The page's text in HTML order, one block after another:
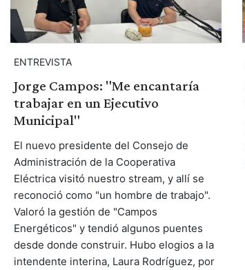
ENTREVISTA
Jorge Campos: "Me encantaría
trabajar en un Ejecutivo
Municipal"
El nuevo presidente del Consejo de
Administración de la Cooperativa
Eléctrica visitó nuestro stream, y allí se
reconoció como "un hombre de trabajo".
Valoró la gestión de "Campos
Energéticos" y tendió algunos puentes
desde donde construir. Hubo elogios a la
intendente interina, Laura Rodríguez, por